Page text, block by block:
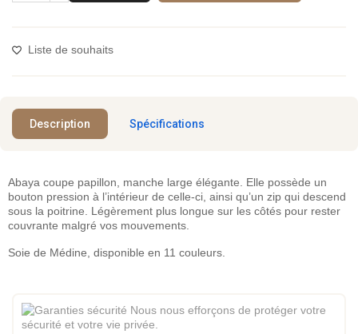
Liste de souhaits
Description Spécifications
Abaya coupe papillon, manche large élégante. Elle possède un
bouton pression à l’intérieur de celle-ci, ainsi qu’un zip qui descend
sous la poitrine. Légèrement plus longue sur les côtés pour rester
couvrante malgré vos mouvements.
Soie de Médine, disponible en 11 couleurs.